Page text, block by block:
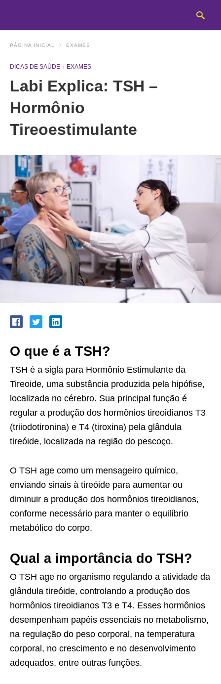
PÁGINA INICIAL EXAMES
DICAS DE SAÚDE EXAMES
Labi Explica: TSH –
Hormônio
Tireoestimulante
O que é a TSH?
TSH é a sigla para Hormônio Estimulante da
Tireoide, uma substância produzida pela hipófise,
localizada no cérebro. Sua principal função é
regular a produção dos hormônios tireoidianos T3
(triiodotironina) e T4 (tiroxina) pela glândula
tireóide, localizada na região do pescoço.
O TSH age como um mensageiro químico,
enviando sinais à tireóide para aumentar ou
diminuir a produção dos hormônios tireoidianos,
conforme necessário para manter o equilíbrio
metabólico do corpo.
Qual a importância do TSH?
O TSH age no organismo regulando a atividade da
glândula tireóide, controlando a produção dos
hormônios tireoidianos T3 e T4. Esses hormônios
desempenham papéis essenciais no metabolismo,
na regulação do peso corporal, na temperatura
corporal, no crescimento e no desenvolvimento
adequados, entre outras funções.